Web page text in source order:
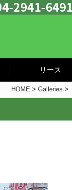
リース
HOME > Galleries >